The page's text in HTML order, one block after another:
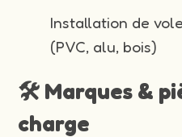
Installation de
(PVC, alu, bois)
🛠️ Marques &
charge